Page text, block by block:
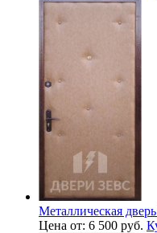
Металлическая
Цена от: 6 500 руб.